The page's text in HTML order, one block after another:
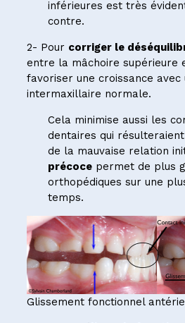
inférieures est très
contre.
2- Pour corriger le
entre la mâchoire supérieure
favoriser une croissance avec
intermaxillaire normale.
Cela minimise aussi les
dentaires qui
de la mauvaise relation
précocepermet de plus
orthopédiques sur une
temps.
Glissement fonctionnel